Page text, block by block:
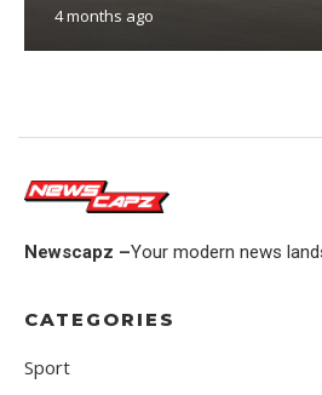
4 months ago
Newscapz –Your modern news
CATEGORIES
Sport